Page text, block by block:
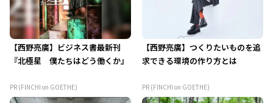
【西野亮廣】ビジネス書最新刊
『北極星 僕たちはどう働くか』
PR (FINCHI on GOETHE)
【西野亮廣】つくりたいものを追
求できる環境の作り方とは
PR (FINCHI on GOETHE)